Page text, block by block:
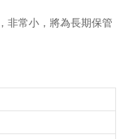
非常小，將為長期保管